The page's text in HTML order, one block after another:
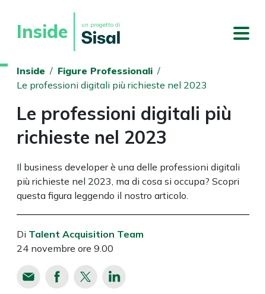
Inside un progetto di
Inside / Figure Professionali /
Le professioni digitali più richieste nel 2023
Le professioni digitali più
richieste nel 2023
Il business developer è una delle professioni digitali
più richieste nel 2023, ma di cosa si occupa? Scopri
questa figura leggendo il nostro articolo.
Di Talent Acquisition Team
24 novembre ore 9.00